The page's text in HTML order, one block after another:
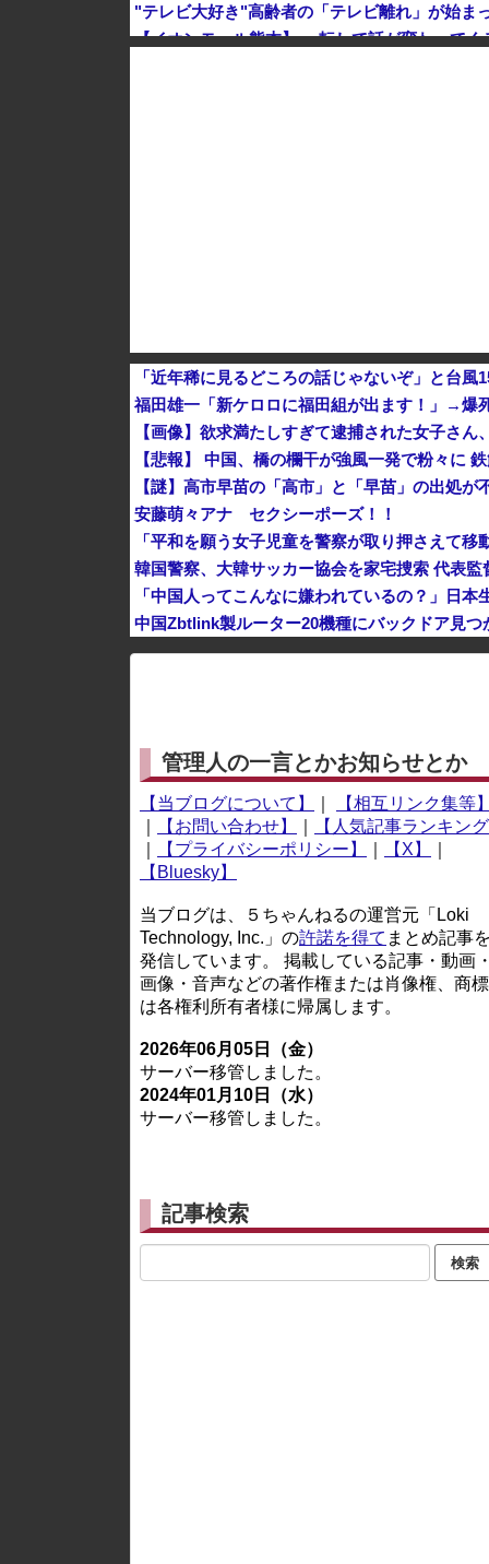
"テレビ大好き"高齢者の「テレビ離れ」が始ま
「近年稀に見るどころの話じゃないぞ」と台
福田雄一「新ケロロに福田組が出ます！」→
【画像】欲求満たしすぎて逮捕された女子さん
【悲報】 中国、橋の欄干が強風一発で粉々に
【謎】高市早苗の「高市」と「早苗」の出処が
安藤萌々アナ セクシーポーズ！！
「平和を願う女子児童を警察が取り押さえて
韓国警察、大韓サッカー協会を家宅捜索 代表監
「中国人ってこんなに嫌われているの？」日本
中国Zbtlink製ルーター20機種にバックドア見
管理人の一言とかお知らせとか
【当ブログについて】
【相互リンク集等】
【お問い合わせ】
【人気記事ランキング
【プライバシーポリシー】 【X】
【Bluesky】
当ブログは、５ちゃんねるの運営元「Loki
Technology, Inc.」の許諾を得て まとめ記事を
発信しています。 掲載している記事・動画・
画像・音声などの著作権または肖像権、商
は各権利所有者様に帰属します。
2026年06月05日（金）
サーバー移管しました。
2024年01月10日（水）
サーバー移管しました。
記事検索